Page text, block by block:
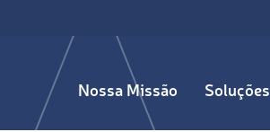
Nossa Missão Soluções